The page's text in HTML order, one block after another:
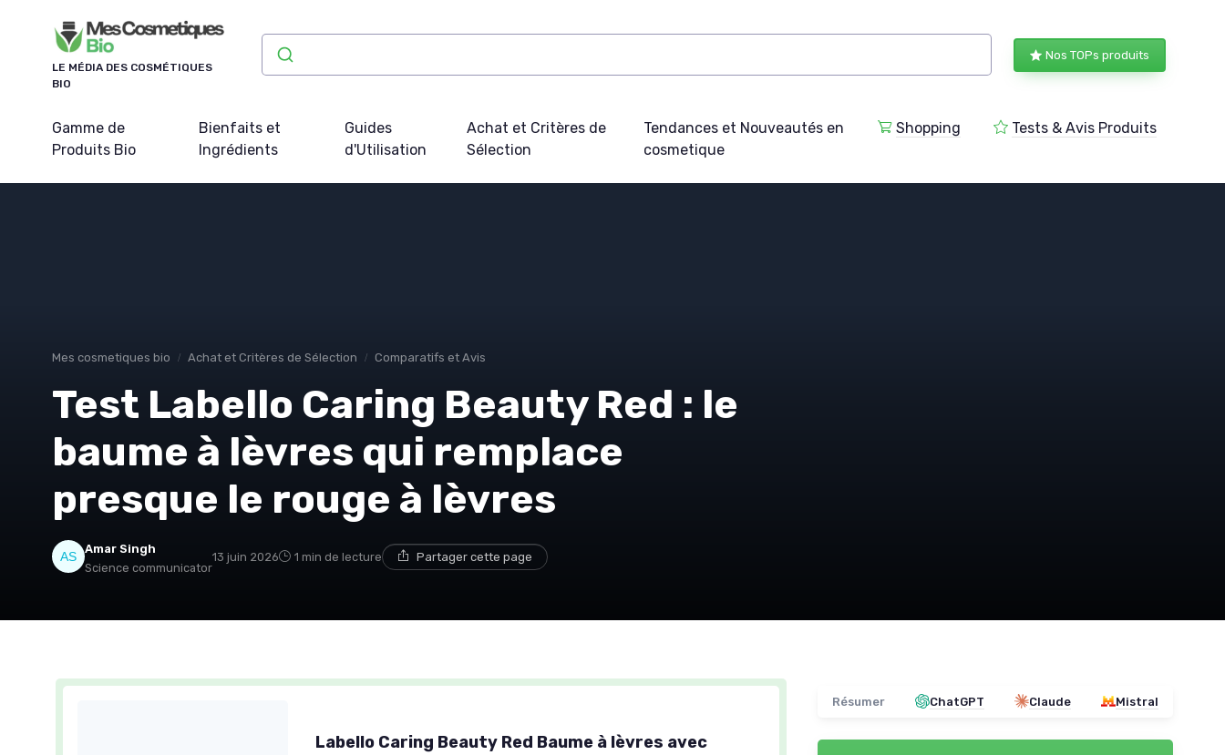
LE MÉDIA DES COSMÉTIQUES
BIO
Nos TOPs produits
Gamme de
Produits Bio
Bienfaits et
Ingrédients
Guides
d'Utilisation
Achat et Critères de
Sélection
Tendances et Nouveautés en
cosmetique
Shopping Tests & Avis Produits
Mes cosmetiques bio Achat et Critères de Sélection Comparatifs et Avis
Test Labello Caring Beauty Red : le
baume à lèvres qui remplace
presque le rouge à lèvres
Amar Singh
Science communicator
13 juin 2026 1 min de lecture Partager cette page
Labello Caring Beauty Red Baume à lèvres avec
Résumer ChatGPT Claude Mistral